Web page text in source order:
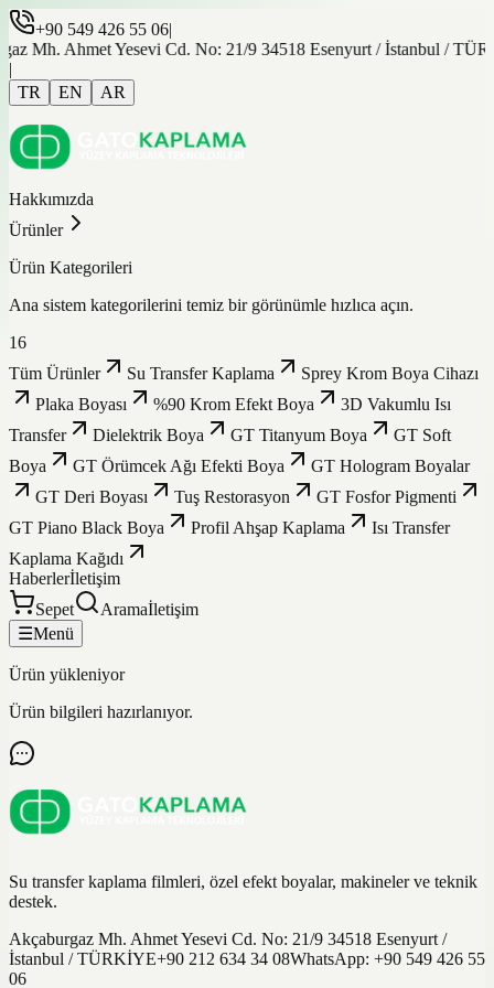
+90 549 426 55 06|
Mh. Ahmet Yesevi Cd. No: 21/9 34518 Esenyurt / İstanbul /
|
TR
EN AR
Hakkımızda
Ürünler
Ürün Kategorileri
Ana sistem kategorilerini temiz bir görünümle hızlıca açın.
16
Tüm Ürünler
Su Transfer Kaplama
Sprey Krom Boya Cihazı
Plaka Boyası
%90 Krom Efekt Boya
3D Vakumlu Isı
Transfer
Dielektrik Boya GT Titanyum Boya
GT Soft
Boya
GT Örümcek Ağı Efekti Boya
GT Hologram Boyalar
GT Deri Boyası
Tuş Restorasyon
GT Fosfor Pigmenti
GT Piano Black Boya
Profil Ahşap Kaplama
Isı Transfer
Kaplama Kağıdı
Haberlerİletişim
Sepet
Aramaİletişim
☰Menü
Ürün yükleniyor
Ürün bilgileri hazırlanıyor.
Su transfer kaplama filmleri, özel efekt boyalar, makineler ve teknik
destek.
Akçaburgaz Mh. Ahmet Yesevi Cd. No: 21/9 34518 Esenyurt /
İstanbul / TÜRKİYE+90 212 634 34 08WhatsApp: +90 549 426 55
06